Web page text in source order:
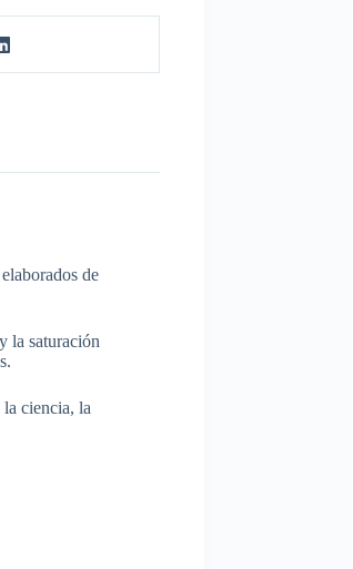
de
la saturación
ciencia, la